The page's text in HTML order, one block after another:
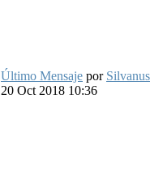
Último Mensaje por Silvanus
20 Oct 2018 10:36